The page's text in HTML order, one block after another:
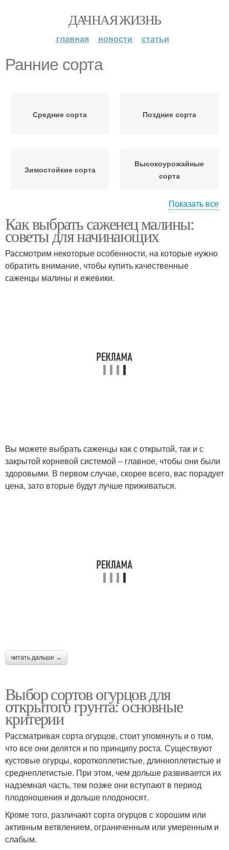
ДАЧНАЯ ЖИЗНЬ
главная новости статьи
Ранние сорта
Средние сорта Поздние сорта
Зимостойкие сорта
Высокоурожайные
сорта
Среднеспелые сорта Позднеспелые сорта
Раннеспелые сорта
грунта
Ранний урожай
Сорта с фото
Ранние культуры
Засолочные сорта Подходящие сорта
Необычные сорта Мелкоплодные сорта
Показать все
Как выбрать саженец малины:
советы для начинающих
Рассмотрим некоторые особенности, на которые нужно
обратить внимание, чтобы купить качественные
саженцы малины и ежевики.
Вы можете выбрать саженцы как с открытой, так и с
закрытой корневой системой – главное, чтобы они были
здоровыми. В первом случае, скорее всего, вас порадует
цена, зато вторые будут лучше приживаться.
читать дальше →
Выбор сортов огурцов для
открытого грунта: основные
критерии
Рассматривая сорта огурцов, стоит упомянуть и о том,
что все они делятся и по принципу роста. Существуют
кустовые огурцы, короткоплетистые, длинноплетистые и
среднеплетистые. При этом, чем дольше развивается их
надземная часть, тем позже они вступают в период
плодоношения и дольше плодоносят.
Кроме того, различают сорта огурцов с хорошим или
активным ветвлением, ограниченным или умеренным и
слабым.